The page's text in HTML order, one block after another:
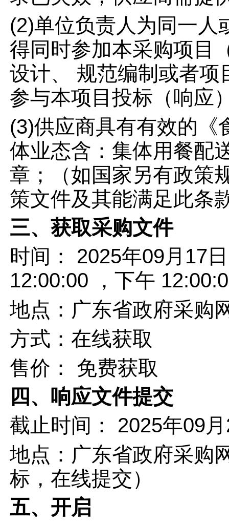
(2)单位负责人为同一人
得同时参加本采购项目
设计、 规范编制或者
参与本项目投标（响应
(3)供应商具有有效的《
体业态含：集体用餐配
章；（如国家另有政策
策文件及其能满足此条
三、获取采购文件
时间：
2025年09月17
12:00:00
，下午
地点： 广东省政府采购
方式： 在线获取
售价：
免费获取
四、响应文件提交
截止时间：
2025年09
地点： 广东省政府采购
标，在线提交）
五、开启